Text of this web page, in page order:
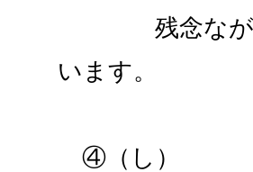
残念ながら
います。
④（し）